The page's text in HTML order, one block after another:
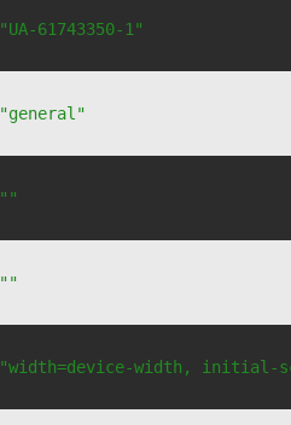
"UA-61743350-1"
"general"
""
""
"width=device-width, initial-